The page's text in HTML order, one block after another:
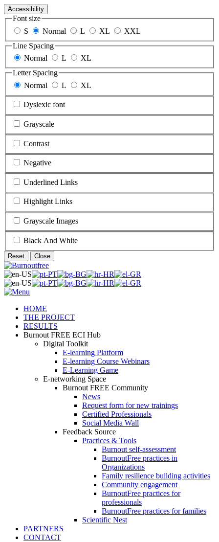
Accessibility
Font size
S
Normal L XL
XXL
Line Spacing
Normal
L
XL
Letter Spacing
Normal
L XL
Dyslexic font
Grayscale
Contrast
Negative
Underlined Links
Highlight Links
Grayscale Images
Black And White
Reset Close
HOME
THE PROJECT
RESULTS
Burnout FREE ECI Hub
Digital Toolkit
E-learning Platform
E-learning Course Webinars
E-Learning Game
E-networking Space
Burnout FREE Community
News
Request form for new trainings
Certified Professionals
Social Media Wall
Feedback Source
Practices & Tools
Burnout self-assessment
BurnoutFree practices in
Organizations
Family resilience building activities
Community engagement
BurnoutFree practices for
professionals
BurnoutFree practices for families
Scientific Nest
PARTNERS
CONTACT